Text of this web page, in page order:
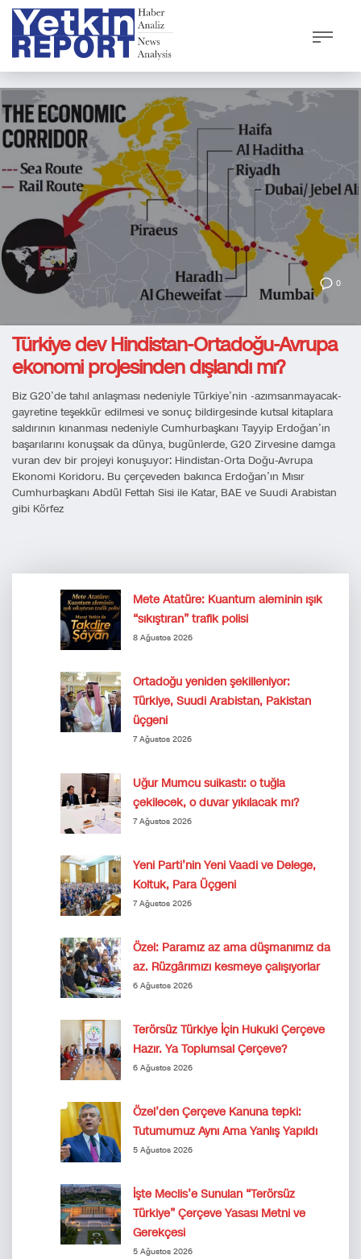
0
Türkiye dev Hindistan-Ortadoğu-Avrupa
ekonomi projesinden dışlandı mı?
Biz G20’de tahıl anlaşması nedeniyle Türkiye’nin -azımsanmayacak-
gayretine teşekkür edilmesi ve sonuç bildirgesinde kutsal kitaplara
saldırının kınanması nedeniyle Cumhurbaşkanı Tayyip Erdoğan’ın
başarılarını konuşsak da dünya, bugünlerde, G20 Zirvesine damga
vuran dev bir projeyi konuşuyor: Hindistan-Orta Doğu-Avrupa
Ekonomi Koridoru. Bu çerçeveden bakınca Erdoğan’ın Mısır
Cumhurbaşkanı Abdül Fettah Sisi ile Katar, BAE ve Suudi Arabistan
gibi Körfez
Mete Atatüre: Kuantum aleminin ışık
“sıkıştıran” trafik polisi
8 Ağustos 2026
Ortadoğu yeniden şekilleniyor:
Türkiye, Suudi Arabistan, Pakistan
üçgeni
7 Ağustos 2026
Uğur Mumcu suikastı: o tuğla
çekilecek, o duvar yıkılacak mı?
7 Ağustos 2026
Yeni Parti’nin Yeni Vaadi ve Delege,
Koltuk, Para Üçgeni
7 Ağustos 2026
Özel: Paramız az ama düşmanımız da
az. Rüzgârımızı kesmeye çalışıyorlar
6 Ağustos 2026
Terörsüz Türkiye İçin Hukuki Çerçeve
Hazır. Ya Toplumsal Çerçeve?
6 Ağustos 2026
Özel’den Çerçeve Kanuna tepki:
Tutumumuz Aynı Ama Yanlış Yapıldı
5 Ağustos 2026
İşte Meclis’e Sunulan “Terörsüz
Türkiye” Çerçeve Yasası Metni ve
Gerekçesi
5 Ağustos 2026